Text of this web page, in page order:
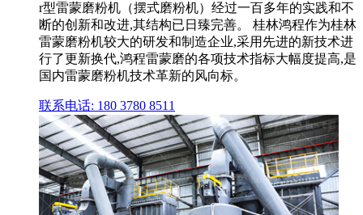
r型雷蒙磨粉机（摆式磨粉机）经过一百多年的实践和不
断的创新和改进,其结构已日臻完善。 桂林鸿程作为桂林
雷蒙磨粉机较大的研发和制造企业,采用先进的新技术进
行了更新换代,鸿程雷蒙磨的各项技术指标大幅度提高,是
国内雷蒙磨粉机技术革新的风向标。
联系电话: 180 3780 8511